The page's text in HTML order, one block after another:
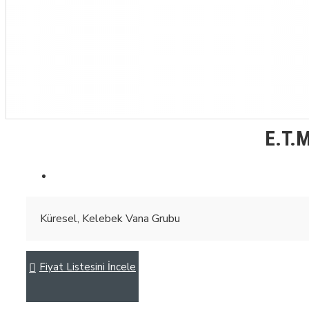
Küresel, Kelebek Vana Grubu
Fiyat Listesini İncele